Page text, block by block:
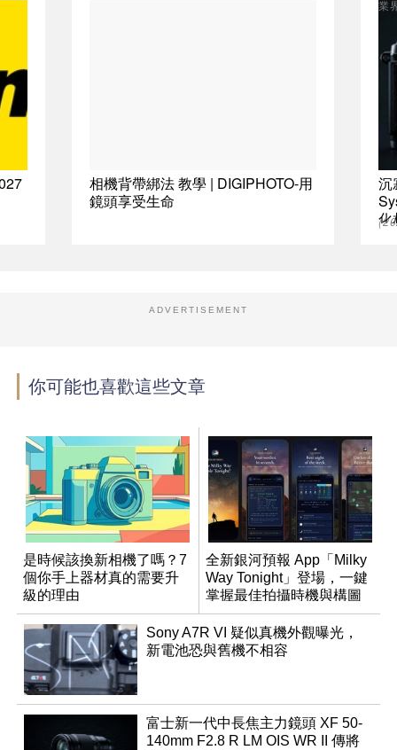
相機背帶綁法 教學 | DIGIPHOTO-用
鏡頭享受生命
沉
化
業
ADVERTISEMENT
你可能也喜歡這些文章
是時候該換新相機了嗎？7
個你手上器材真的需要升
級的理由
全新銀河預報 App「Milky
Way Tonight」登場，一鍵
掌握最佳拍攝時機與構圖
Sony A7R VI 疑似真機外觀曝光，
新電池恐與舊機不相容
富士新一代中長焦主力鏡頭 XF 50-
140mm F2.8 R LM OIS WR II 傳將